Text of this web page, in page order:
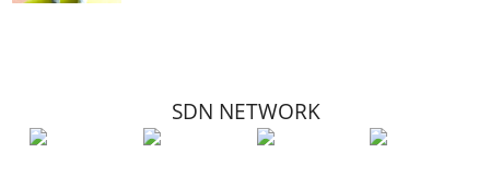
SDN NETWORK